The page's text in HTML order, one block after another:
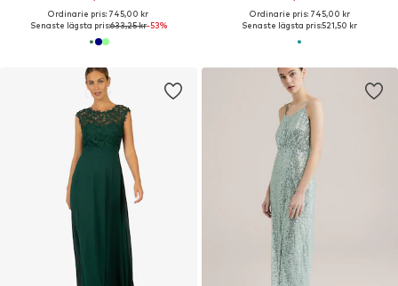
Ordinarie pris: 745,00 kr
Senaste lägsta pris:633,25 kr-53%
Ordinarie pris: 745,00 kr
Senaste lägsta pris:521,50 kr